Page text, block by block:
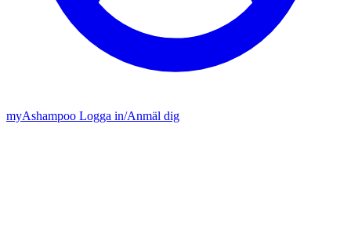
myAshampoo Logga in/Anmäl dig